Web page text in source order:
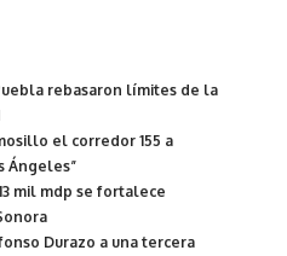
rebasaron límites de la
el corredor 155 a
Ángeles”
mil mdp se fortalece
Durazo a una tercera